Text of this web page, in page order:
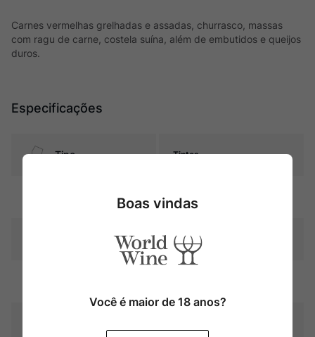
Carnes vermelhas grelhadas e assadas, churrasco, massas
com ragu de carne, costela suína, além de embutidos e queijos
duros.
Especificações
Tipo Tintos
Cabernet Sauvignon
Vinos Baettig
Boas vindas
Você é maior de 18 anos?